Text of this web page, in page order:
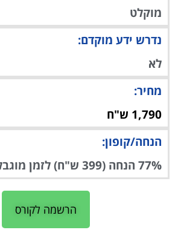
מוקלט
נדרש ידע מוקדם:
לא
מחיר:
1,790 ש"ח
הנחה/קופון:
77% הנחה (399 ש"ח) לזמן מוגבל
הרשמה לקורס